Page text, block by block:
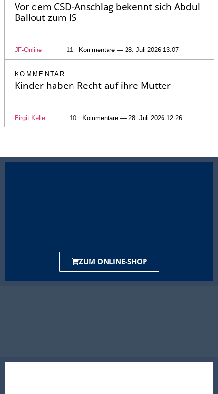
Vor dem CSD-Anschlag bekennt sich Abdul
Ballout zum IS
JF-Online 11 Kommentare — 28. Juli 2026 13:07
KOMMENTAR
Kinder haben Recht auf ihre Mutter
Birgit Kelle 10 Kommentare — 28. Juli 2026 12:26
ZUM ONLINE-SHOP